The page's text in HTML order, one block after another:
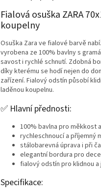
Fialová osuška ZARA
koupelny
Osuška Zara ve fialové barvě
vyrobena ze 100% bavlny s
savost i rychlé schnutí. Zdobná
díky kterému se hodí nejen do
zařízení. Fialový odstín působí
laděnou koupelnu.
✅ Hlavní přednosti:
100% bavlna pro měkkost
rychleschnoucí a příjemný
stálobarevná úprava i při
elegantní bordura pro
fialový odstín pro klidnou
Specifikace: